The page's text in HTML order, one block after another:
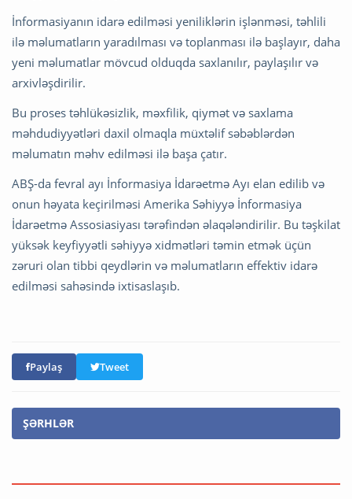
İnformasiyanın idarə edilməsi yeniliklərin işlənməsi, təhlili
ilə məlumatların yaradılması və toplanması ilə başlayır, daha
yeni məlumatlar mövcud olduqda saxlanılır, paylaşılır və
arxivləşdirilir.
Bu proses təhlükəsizlik, məxfilik, qiymət və saxlama
məhdudiyyətləri daxil olmaqla müxtəlif səbəblərdən
məlumatın məhv edilməsi ilə başa çatır.
ABŞ-da fevral ayı İnformasiya İdarəetmə Ayı elan edilib və
onun həyata keçirilməsi Amerika Səhiyyə İnformasiya
İdarəetmə Assosiasiyası tərəfindən əlaqələndirilir. Bu təşkilat
yüksək keyfiyyətli səhiyyə xidmətləri təmin etmək üçün
zəruri olan tibbi qeydlərin və məlumatların effektiv idarə
edilməsi sahəsində ixtisaslaşıb.
Paylaş Tweet
ŞƏRHLƏR